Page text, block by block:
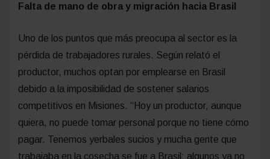
Falta de mano de obra y migración hacia Brasil
Uno de los puntos que más preocupa al sector es la
pérdida de trabajadores rurales. Según relató el
productor, muchos optan por emplearse en Brasil
debido a la imposibilidad de sostener salarios
competitivos en Misiones. “Hoy un productor, aunque
quiera, no puede tomar personal porque no tiene cómo
pagar. Tenemos yerbales sucios y mucha gente que
trabajaba en la cosecha se fue a Brasil; algunos ya no